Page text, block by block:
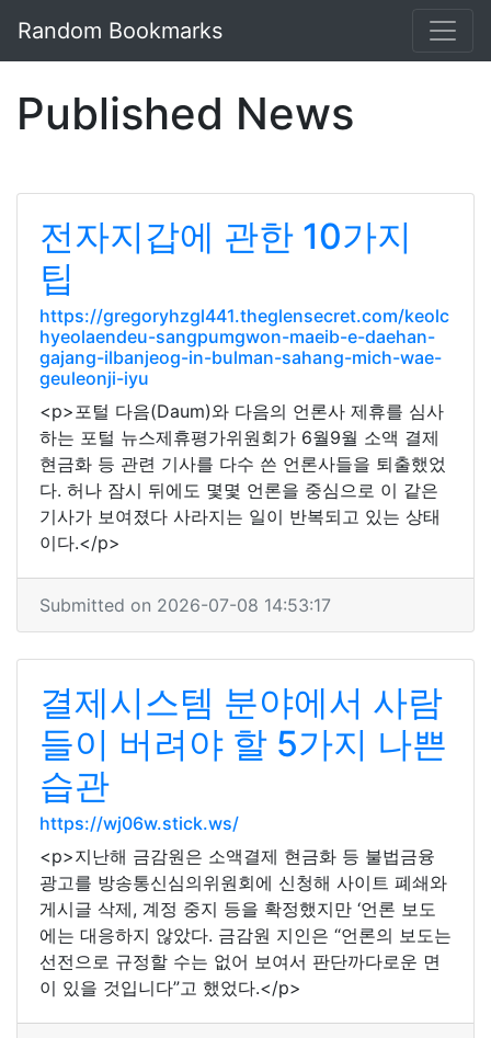
Random Bookmarks
Published News
전자지갑에 관한 10가지
팁
https://gregoryhzgl441.theglensecret.com/keolc
hyeolaendeu-sangpumgwon-maeib-e-daehan-
gajang-ilbanjeog-in-bulman-sahang-mich-wae-
geuleonji-iyu
<p>포털 다음(Daum)와 다음의 언론사 제휴를 심사
하는 포털 뉴스제휴평가위원회가 6월9월 소액 결제
현금화 등 관련 기사를 다수 쓴 언론사들을 퇴출했었
다. 허나 잠시 뒤에도 몇몇 언론을 중심으로 이 같은
기사가 보여졌다 사라지는 일이 반복되고 있는 상태
이다.</p>
Submitted on 2026-07-08 14:53:17
결제시스템 분야에서 사람
들이 버려야 할 5가지 나쁜
습관
https://wj06w.stick.ws/
<p>지난해 금감원은 소액결제 현금화 등 불법금융
광고를 방송통신심의위원회에 신청해 사이트 폐쇄와
게시글 삭제, 계정 중지 등을 확정했지만 ‘언론 보도
에는 대응하지 않았다. 금감원 지인은 “언론의 보도는
선전으로 규정할 수는 없어 보여서 판단까다로운 면
이 있을 것입니다”고 했었다.</p>